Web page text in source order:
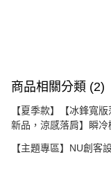
商品相關分類 (2)
【夏季款】【冰鋒寬
新品，涼感落肩】瞬
【主題專區】NU創客